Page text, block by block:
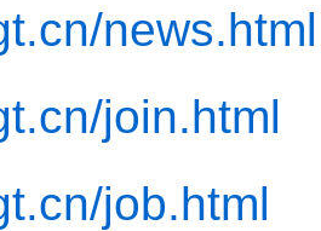
news.html
join.html
job.html